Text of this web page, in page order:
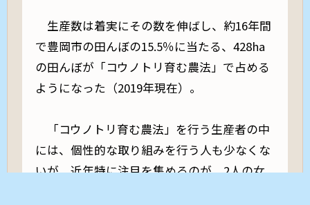
生産数は着実にその数を伸ばし、約16年間
で豊岡市の田んぼの15.5％に当たる、428ha
の田んぼが「コウノトリ育む農法」で占める
ようになった（2019年現在）。
「コウノトリ育む農法」を行う生産者の中
には、個性的な取り組みを行う人も少なくな
いが、近年特に注目を集めるのが、2人の女